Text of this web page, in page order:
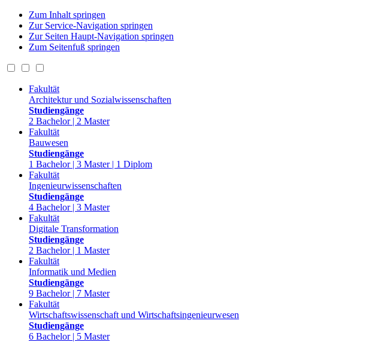
Zum Inhalt springen
Zur Service-Navigation springen
Zur Seiten Haupt-Navigation springen
Zum Seitenfuß springen
Fakultät
Architektur und Sozialwissenschaften
Studiengänge
2 Bachelor | 2 Master
Fakultät
Bauwesen
Studiengänge
1 Bachelor | 3 Master | 1 Diplom
Fakultät
Ingenieurwissenschaften
Studiengänge
4 Bachelor | 3 Master
Fakultät
Digitale Transformation
Studiengänge
2 Bachelor | 1 Master
Fakultät
Informatik und Medien
Studiengänge
9 Bachelor | 7 Master
Fakultät
Wirtschaftswissenschaft und Wirtschaftsingenieurwesen
Studiengänge
6 Bachelor | 5 Master